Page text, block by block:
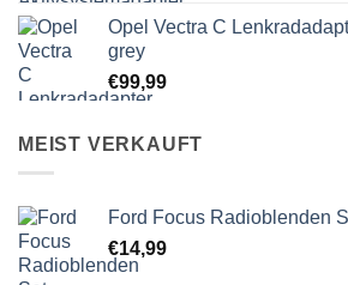
Opel Vectra C
grey
€99,99
MEIST VERKAUFT
Ford Focus Radioblenden
€14,99